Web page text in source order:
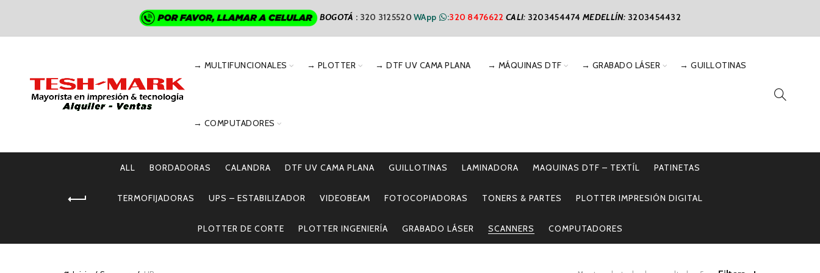
BOGOTÁ : 320 3125520WApp :320 8476622 CALI: 3203454474MEDELLÍN: 3203454432
→ MULTIFUNCIONALES → PLOTTER → DTF UV CAMA PLANA → MÁQUINAS DTF → GRABADO LÁSER → GUILLOTINAS
→ COMPUTADORES
ALL BORDADORAS CALANDRA DTF UV CAMA PLANA GUILLOTINAS LAMINADORA MAQUINAS DTF – TEXTÍL PATINETAS
TERMOFIJADORAS UPS – ESTABILIZADOR VIDEOBEAM FOTOCOPIADORAS TONERS & PARTES PLOTTER IMPRESIÓN DIGITAL
PLOTTER DE CORTE PLOTTER INGENIERÍA GRABADO LÁSER SCANNERS COMPUTADORES